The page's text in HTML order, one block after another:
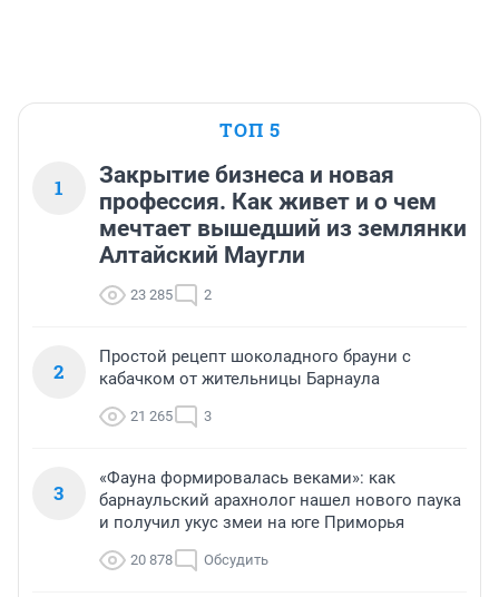
ТОП 5
1
Закрытие бизнеса и новая
профессия. Как живет и о чем
мечтает вышедший из землянки
Алтайский Маугли
23 285 2
2
Простой рецепт шоколадного брауни с
кабачком от жительницы Барнаула
21 265 3
3
«Фауна формировалась веками»: как
барнаульский арахнолог нашел нового паука
и получил укус змеи на юге Приморья
20 878 Обсудить